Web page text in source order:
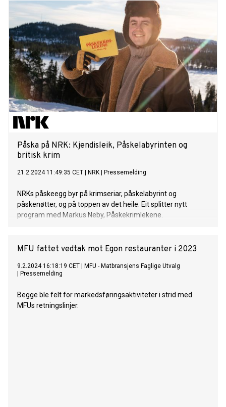
Påska på NRK: Kjendis­leik, Påske­labyrinten og
britisk krim
21.2.2024 11:49:35 CET NRK Pressemelding
NRKs påskeegg byr på krimseriar, påskelabyrint og
påskenøtter, og på toppen av det heile: Eit splitter nytt
program med Markus Neby, Påskekrimlekene.
MFU fattet vedtak mot Egon restauranter i 2023
9.2.2024 16:18:19 CET
MFU - Matbransjens Faglige Utvalg
Pressemelding
Begge ble felt for markedsføringsaktiviteter i strid med
MFUs retningslinjer.